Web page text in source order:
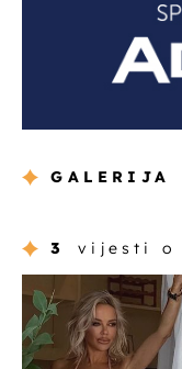
GALERIJA
3 vijesti o